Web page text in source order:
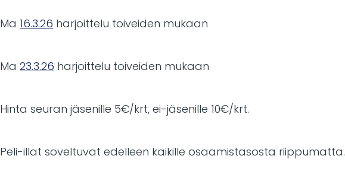
Ma 16.3.26 harjoittelu toiveiden mukaan
Ma23.3.26 harjoittelu toiveiden mukaan
Hinta seuran jäsenille 5€/krt, ei-jäsenille 10€/krt.
Peli-illat soveltuvat edelleen kaikille osaamistasosta riippumatta.